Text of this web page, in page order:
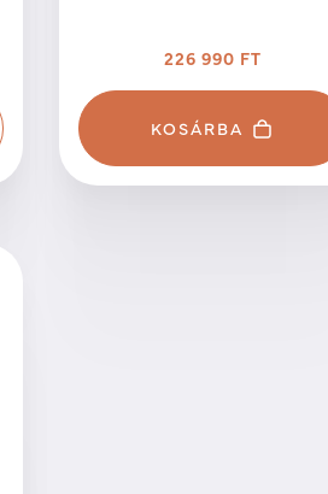
226 990 FT
KOSÁRBA